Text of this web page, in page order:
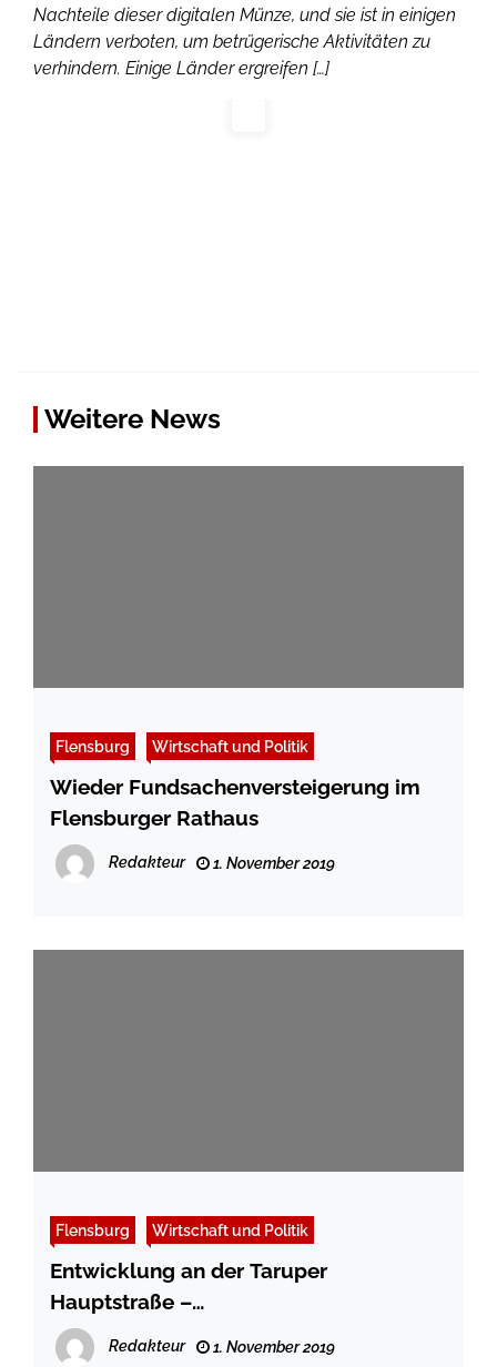
Nachteile dieser digitalen Münze, und sie ist in einigen
Ländern verboten, um betrügerische Aktivitäten zu
verhindern. Einige Länder ergreifen […]
Weitere News
Flensburg Wirtschaft und Politik
Wieder Fundsachenversteigerung im
Flensburger Rathaus
Redakteur 1. November 2019
Flensburg Wirtschaft und Politik
Entwicklung an der Taruper
Hauptstraße –
Öffentlichkeitsinformation im
Redakteur 1. November 2019